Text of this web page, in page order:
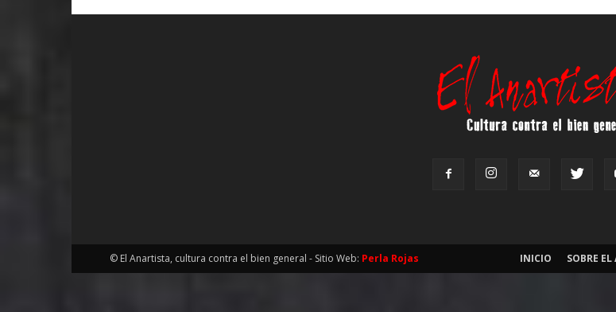
INICIO SOBRE
© El Anartista, cultura contra el bien general - Sitio Web: Perla Rojas